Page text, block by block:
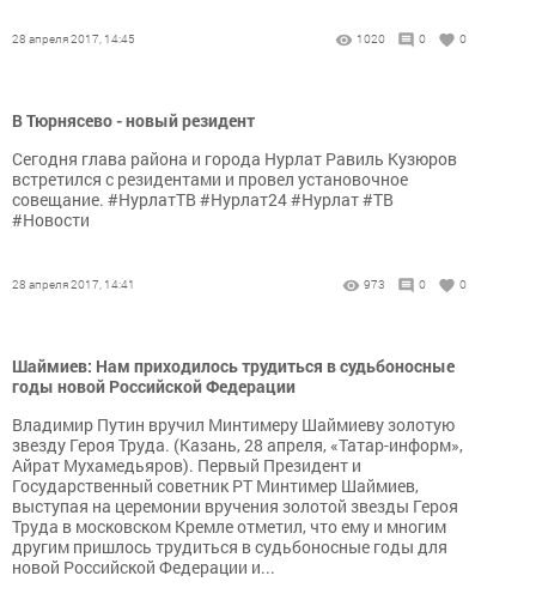
28 апреля 2017, 14:45 1020 0 0
В Тюрнясево - новый резидент
Сегодня глава района и города Нурлат Равиль Кузюров
встретился с резидентами и провел установочное
совещание. #НурлатТВ #Нурлат24 #Нурлат #ТВ
#Новости
28 апреля 2017, 14:41 973 0 0
Шаймиев: Нам приходилось трудиться в судьбоносные
годы новой Российской Федерации
Владимир Путин вручил Минтимеру Шаймиеву золотую
звезду Героя Труда. (Казань, 28 апреля, «Татар-информ»,
Айрат Мухамедьяров). Первый Президент и
Государственный советник РТ Минтимер Шаймиев,
выступая на церемонии вручения золотой звезды Героя
Труда в московском Кремле отметил, что ему и многим
другим пришлось трудиться в судьбоносные годы для
новой Российской Федерации и...